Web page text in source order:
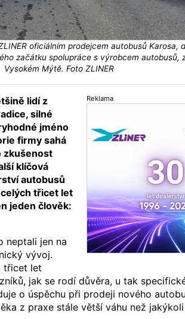
oficiálním prodejcem autobusů Karosa,
začátku spolupráce s výrobcem autobusů,
Vysokém Mýtě. Foto ZLINER
Reklama
lidí z
silné
jméno
firmy sahá
zkušenost
klíčová
autobusů
celých třicet let
jeden člověk:
neptali jen na
vývoj.
třicet let
jak se rodí důvěra, u tak
o úspěchu při prodeji nového
z praxe stále větší váhu než